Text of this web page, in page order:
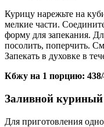
Курицу нарежьте на
мелкие части.
форму для запекания.
посолить, поперчить.
Запекать в духовке в
Кбжу на 1 порцию: 438/
Заливной
Для приготовления